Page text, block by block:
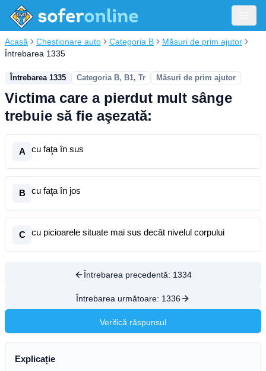
Acasă Chestionare auto Categoria B
Măsuri de prim ajutor
Întrebarea 1335
Întrebarea 1335 Categoria B, B1, Tr Măsuri de prim ajutor
Victima care a pierdut mult sânge
trebuie să fie aşezată:
A cu faţa în sus
B cu faţa în jos
C cu picioarele situate mai sus decât nivelul corpului
Întrebarea precedentă: 1334
Întrebarea următoare: 1336
Verifică răspunsul
Explicație